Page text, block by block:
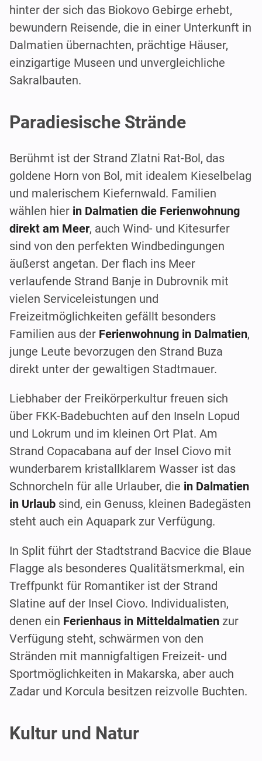
hinter der sich das Biokovo Gebirge erhebt,
bewundern Reisende, die in einer Unterkunft in
Dalmatien übernachten, prächtige Häuser,
einzigartige Museen und unvergleichliche
Sakralbauten.
Paradiesische Strände
Berühmt ist der Strand Zlatni Rat-Bol, das
goldene Horn von Bol, mit idealem Kieselbelag
und malerischem Kiefernwald. Familien
wählen hier in Dalmatien die Ferienwohnung
direkt am Meer, auch Wind- und Kitesurfer
sind von den perfekten Windbedingungen
äußerst angetan. Der flach ins Meer
verlaufende Strand Banje in Dubrovnik mit
vielen Serviceleistungen und
Freizeitmöglichkeiten gefällt besonders
Familien aus der Ferienwohnung in Dalmatien,
junge Leute bevorzugen den Strand Buza
direkt unter der gewaltigen Stadtmauer.
Liebhaber der Freikörperkultur freuen sich
über FKK-Badebuchten auf den Inseln Lopud
und Lokrum und im kleinen Ort Plat. Am
Strand Copacabana auf der Insel Ciovo mit
wunderbarem kristallklarem Wasser ist das
Schnorcheln für alle Urlauber, die in Dalmatien
in Urlaub sind, ein Genuss, kleinen Badegästen
steht auch ein Aquapark zur Verfügung.
In Split führt der Stadtstrand Bacvice die Blaue
Flagge als besonderes Qualitätsmerkmal, ein
Treffpunkt für Romantiker ist der Strand
Slatine auf der Insel Ciovo. Individualisten,
denen ein Ferienhaus in Mitteldalmatien zur
Verfügung steht, schwärmen von den
Stränden mit mannigfaltigen Freizeit- und
Sportmöglichkeiten in Makarska, aber auch
Zadar und Korcula besitzen reizvolle Buchten.
Kultur und Natur